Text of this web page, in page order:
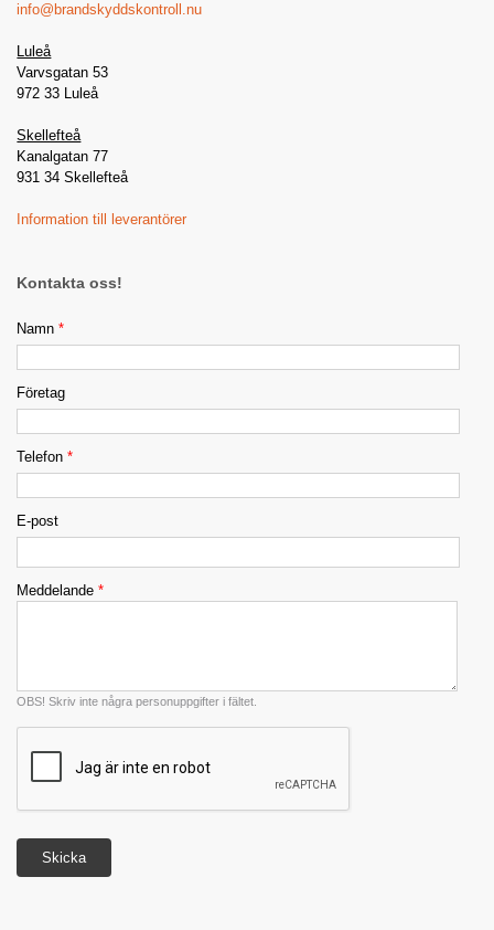
info@brandskyddskontroll.nu
Luleå
Varvsgatan 53
972 33 Luleå
Skellefteå
Kanalgatan 77
931 34 Skellefteå
Information till leverantörer
Kontakta oss!
Namn*
Företag
Telefon*
E-post
Meddelande*
OBS! Skriv inte några personuppgifter i fältet.